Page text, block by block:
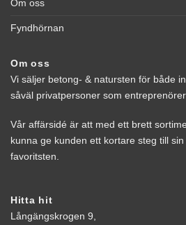
Om oss
Fyndhörnan
Om oss
Vi säljer betong- & natursten för både
såväl privatpersoner som entreprenörer
Vår affärsidé är att med ett brett
kunna ge kunden ett kortare steg till
favoritsten.
Hitta hit
Långängskrogen 9,